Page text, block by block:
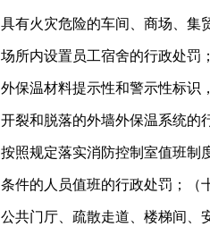
具有火灾危险的车间、商场、集
场所内设置员工宿舍的行政处罚
外保温材料提示性和警示性标识
开裂和脱落的外墙外保温系统的
按照规定落实消防控制室值班制
条件的人员值班的行政处罚；（
公共门厅、疏散走道、楼梯间、